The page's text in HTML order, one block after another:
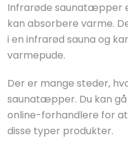
Infrarøde saunatæpper
kan absorbere varme.
i en infrarød sauna og
varmepude.
Der er mange steder,
saunatæpper. Du kan
online-forhandlere for
disse typer produkter.